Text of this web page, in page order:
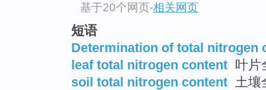
基于20个网页-相关网页
短语
Determination of total nitrogen
leaf total nitrogen content 叶片
soil total nitrogen content 土壤